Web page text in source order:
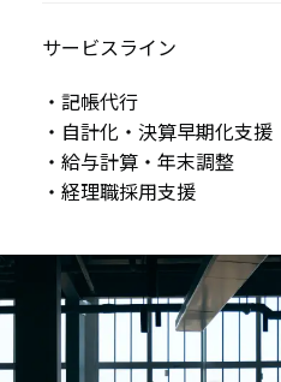
サービスライン
・記帳代行
・自計化・決算早期化支援
・給与計算・年末調整
・経理職採用支援